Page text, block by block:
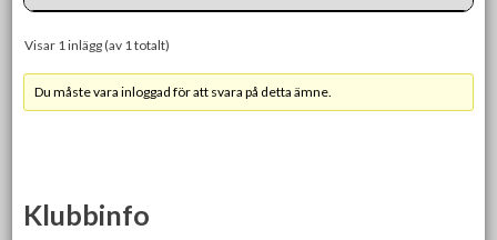
Visar 1 inlägg (av 1 totalt)
Du måste vara inloggad för att svara på detta ämne.
Klubbinfo